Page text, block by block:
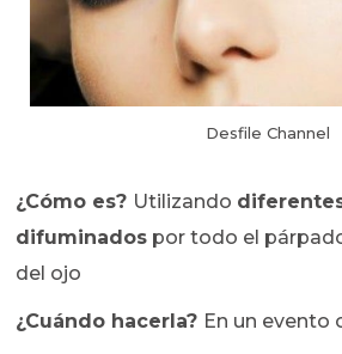
Desfile Channel
¿Cómo es? Utilizando
difuminados por todo el
del ojo
¿Cuándo hacerla? En un evento